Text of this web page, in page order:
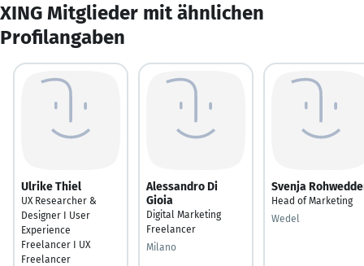
XING Mitglieder mit ähnlichen
Profilangaben
Ulrike Thiel
UX Researcher &
Designer I User
Experience
Freelancer I UX
Freelancer
Alessandro Di
Gioia
Digital Marketing
Freelancer
Milano
Svenja
Head of Marketing
Wedel